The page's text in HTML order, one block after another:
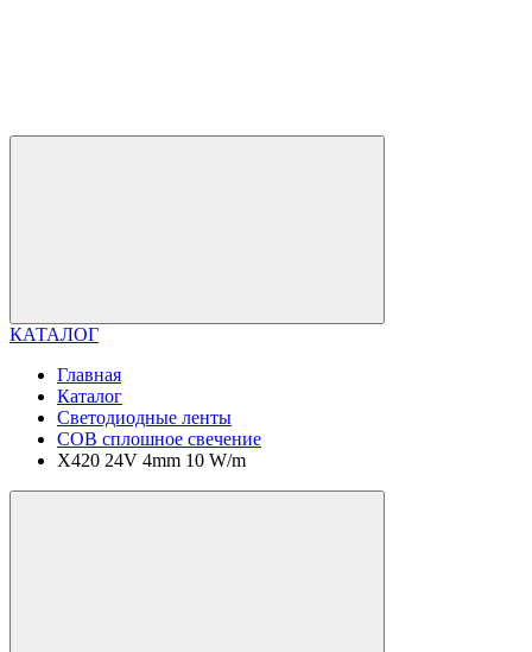
КАТАЛОГ
Главная
Каталог
Светодиодные ленты
COB сплошное свечение
X420 24V 4mm 10 W/m